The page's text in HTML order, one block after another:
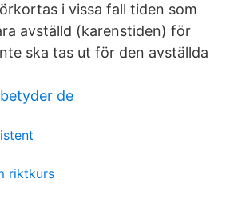
i vissa fall tiden som
avställd (karenstiden) för
ska tas ut för den avställda
de
riktkurs